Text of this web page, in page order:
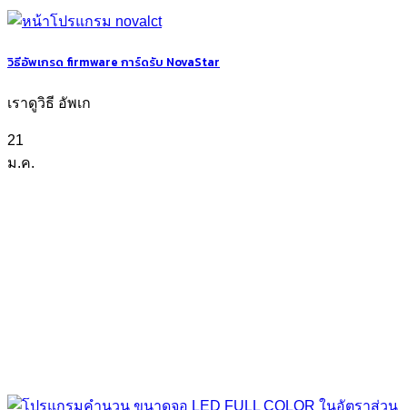
วิธีอัพเกรด firmware การ์ดรับ NovaStar
เราดูวิธี อัพเก
21
ม.ค.